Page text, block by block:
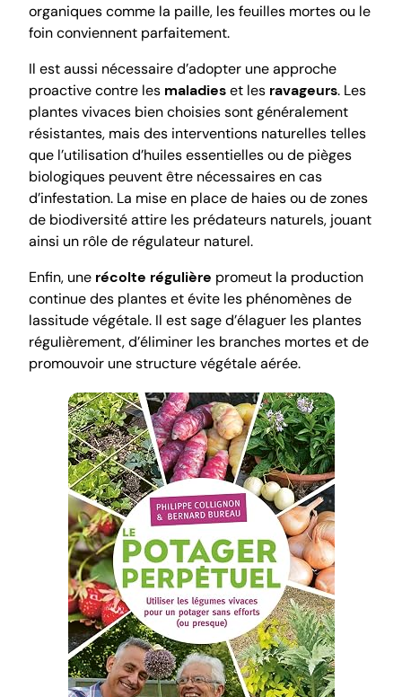
organiques comme la paille, les feuilles mortes ou le
foin conviennent parfaitement.
Il est aussi nécessaire d’adopter une approche
proactive contre les maladieset les ravageurs. Les
plantes vivaces bien choisies sont généralement
résistantes, mais des interventions naturelles telles
que l’utilisation d’huiles essentielles ou de pièges
biologiques peuvent être nécessaires en cas
d’infestation. La mise en place de haies ou de zones
de biodiversité attire les prédateurs naturels, jouant
ainsi un rôle de régulateur naturel.
Enfin, une récolte régulière promeut la production
continue des plantes et évite les phénomènes de
lassitude végétale. Il est sage d’élaguer les plantes
régulièrement, d’éliminer les branches mortes et de
promouvoir une structure végétale aérée.